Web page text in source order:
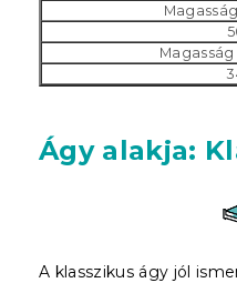
Ágy alakja:
A klasszikus ágy jól